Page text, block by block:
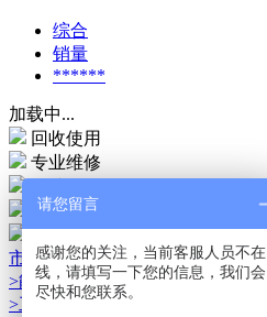
综合
销量
******
加载中...
回收使用
专业维修
服务中心
售后服务
市场运用
>能源储存市场
>工业自动化市场
请您留言
感谢您的关注，当前客服人员不在
线，请填写一下您的信息，我们会
尽快和您联系。